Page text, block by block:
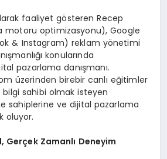
faaliyet gösteren Recep
motoru optimizasyonu), Google
& Instagram) reklam yönetimi
konularında
pazarlama danışmanı.
üzerinden birebir canlı eğitimler
sahibi olmak isteyen
sahiplerine ve dijital pazarlama
oluyor.
Gerçek Zamanlı Deneyim